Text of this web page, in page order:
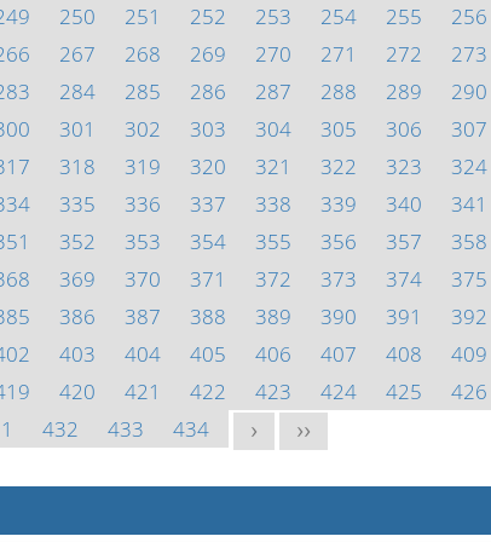
250 251 252 253 254 255 256
267 268 269 270 271 272 273
284 285 286 287 288 289 290
301 302 303 304 305 306 307
318 319 320 321 322 323 324
335 336 337 338 339 340 341
352 353 354 355 356 357 358
369 370 371 372 373 374 375
386 387 388 389 390 391 392
403 404 405 406 407 408 409
420 421 422 423 424 425 426
432 433 434 > >>